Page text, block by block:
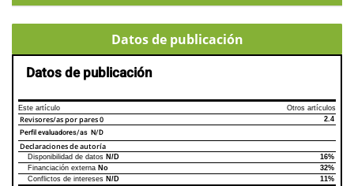
Datos de publicación
Datos de publicación
Este artículo Otros artículos
Revisores/as por pares0 2.4
Perfil evaluadores/as N/D
Declaraciones de autoría
Declaraciones de autoríaEste artículo
Disponibilidad de datos N/D
16%
Financiación externa No
32%
Conflictos de intereses N/D 11%